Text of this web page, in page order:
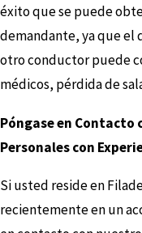
éxito que se puede
demandante, ya que el
otro conductor puede
médicos, pérdida de
Póngase en Contacto
Personales con
Si usted reside en
recientemente en un